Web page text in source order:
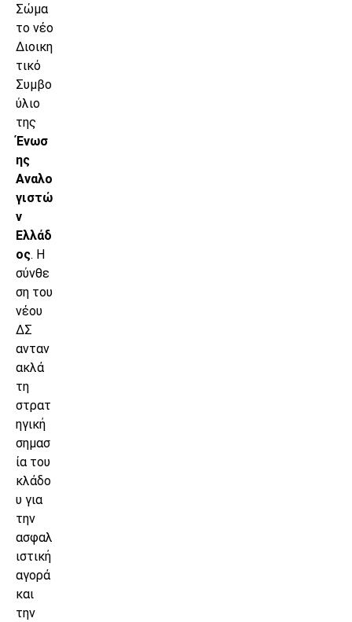
Σώμα
το νέο
Διοικη
τικό
Συμβο
ύλιο
της
Ένωσ
ης
Αναλο
γιστώ
ν
Ελλάδ
ος. Η
σύνθε
ση του
νέου
ΔΣ
ανταν
ακλά
τη
στρατ
ηγική
σημασ
ία του
κλάδο
υ για
την
ασφαλ
ιστική
αγορά
και
την